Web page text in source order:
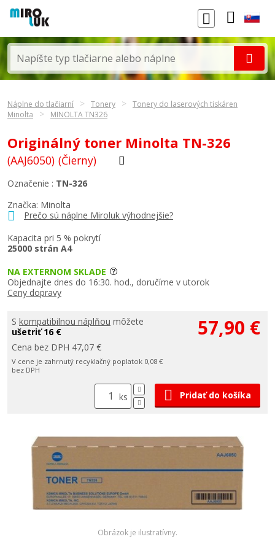
Náplne do tlačiarní Tonery
Tonery do laserových tiskáren
Minolta
MINOLTA TN326
Originálný toner Minolta TN-326
(AAJ6050) (Čierny)
Značka: Minolta
Prečo sú náplne Miroluk výhodnejšie?
Kapacita pri 5 % pokrytí
25000 strán A4
Označenie : TN-326
NA EXTERNOM SKLADE
Objednajte dnes do 16:30. hod., doručíme v utorok
Ceny dopravy
S kompatibilnou náplňou môžete
ušetriť 16 €
Cena bez DPH 47,07 €
V cene je zahrnutý recyklačný poplatok 0,08 €
bez DPH
57,90 €
ks Pridať do košíka
Obrázok je ilustratívny.